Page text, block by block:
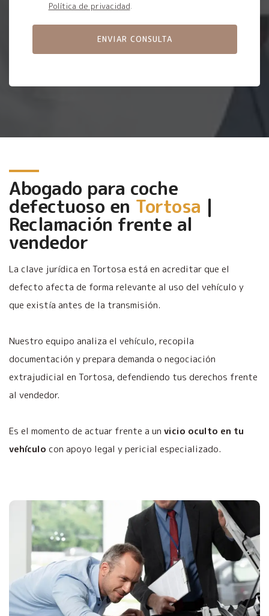
Política de privacidad.
Abogado para coche
defectuoso en Tortosa |
Reclamación frente al
vendedor
La clave jurídica en Tortosa está en acreditar que el
defecto afecta de forma relevante al uso del vehículo y
que existía antes de la transmisión.
Nuestro equipo analiza el vehículo, recopila
documentación y prepara demanda o negociación
extrajudicial en Tortosa, defendiendo tus derechos frente
al vendedor.
Es el momento de actuar frente a un vicio oculto en tu
vehículo con apoyo legal y pericial especializado.